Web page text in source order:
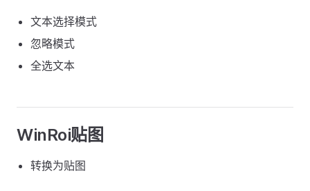
文本选择模式
忽略模式
全选文本
WinRoi贴图
转换为贴图